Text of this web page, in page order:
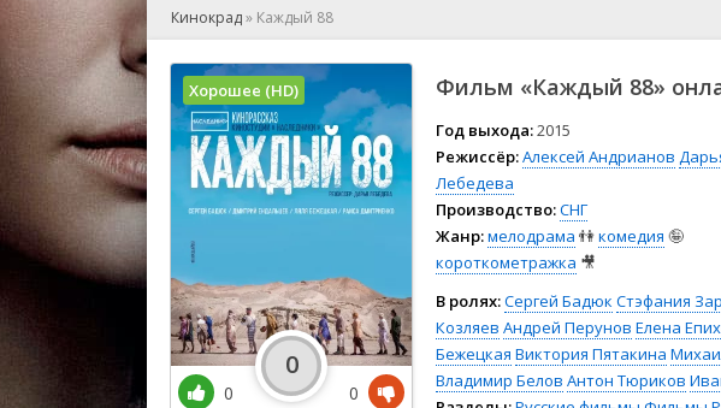
🕺 Мюзикл
👨‍💻 Реальное тв
🎤 Ток-шоу
🤯
🧙‍♀️ Фантастика
🏅 Церемония
Кинокрад» Каждый 88
Фильм «Каждый 88»
Год выхода:2015
Режиссёр:Алексей Андрианов
Лебедева
Производство:СНГ
Жанр:мелодрама 👫комедия 🤪
короткометражка 🎥
В ролях:Сергей Бадюк Стэфания
Козляев Андрей Перунов Елена
Бежецкая Виктория Пятакина
Владимир Белов Антон Тюриков
Хорошее (HD)
0
0
0